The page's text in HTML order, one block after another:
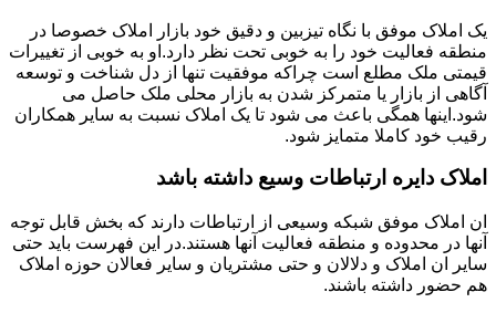
یک املاک موفق با نگاه تیزبین و دقیق خود بازار املاک خصوصا در
منطقه فعالیت خود را به خوبی تحت نظر دارد.او به خوبی از تغییرات
قیمتی ملک مطلع است چراکه موفقیت تنها از دل شناخت و توسعه
آگاهی از بازار یا متمرکز شدن به بازار محلی ملک حاصل می
شود.اینها همگی باعث می شود تا یک املاک نسبت به سایر همکاران
رقیب خود کاملا متمایز شود.
املاک دایره ارتباطات وسیع داشته باشد
ان املاک موفق شبکه وسیعی از ارتباطات دارند که بخش قابل توجه
آنها در محدوده و منطقه فعالیت آنها هستند.در این فهرست باید حتی
سایر ان املاک و دلالان و حتی مشتریان و سایر فعالان حوزه املاک
هم حضور داشته باشند.